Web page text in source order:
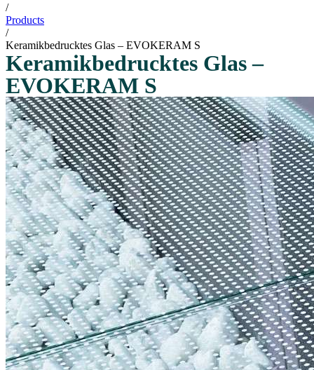
/
Products
/
Keramikbedrucktes Glas – EVOKERAM S
Keramikbedrucktes Glas –
EVOKERAM S